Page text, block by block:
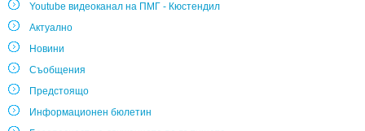
Youtube видеоканал на ПМГ - Кюстендил
Актуално
Новини
Съобщения
Предстоящо
Информационен бюлетин